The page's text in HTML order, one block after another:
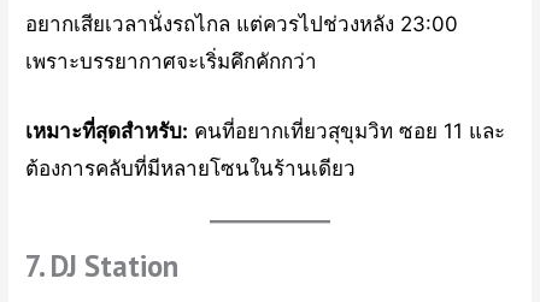
อยากเสียเวลานั่งรถไกล แต่ควรไปช่วงหลัง 23:00
เพราะบรรยากาศจะเริ่มคึกคักกว่า
เหมาะที่สุดสำหรับ: คนที่อยากเที่ยวสุขุมวิท ซอย 11 และ
ต้องการคลับที่มีหลายโซนในร้านเดียว
7. DJ Station